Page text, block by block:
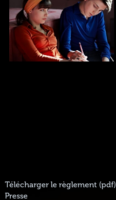
Télécharger le règlement (pdf)
Presse